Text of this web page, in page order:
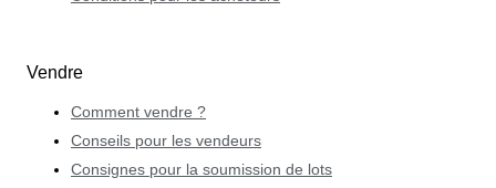
Vendre
Comment vendre ?
Conseils pour les vendeurs
Consignes pour la soumission de lots